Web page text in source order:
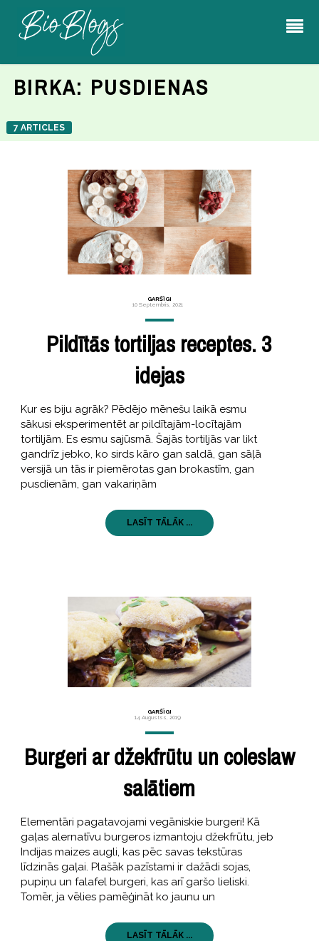
BIRKA: PUSDIENAS
7 ARTICLES
GARŠĪGI
10 Septembris, 2021
Pildītās tortiljas receptes. 3
idejas
Kur es biju agrāk? Pēdējo mēnešu laikā esmu
sākusi eksperimentēt ar pildītajām-locītajām
tortiljām. Es esmu sajūsmā. Šajās tortiljās var likt
gandrīz jebko, ko sirds kāro gan saldā, gan sāļā
versijā un tās ir piemērotas gan brokastīm, gan
pusdienām, gan vakariņām
LASĪT TĀLĀK ...
GARŠĪGI
14 Augustss, 2019
Burgeri ar džekfrūtu un coleslaw
salātiem
Elementāri pagatavojami vegāniskie burgeri! Kā
gaļas alernatīvu burgeros izmantoju džekfrūtu, jeb
Indijas maizes augli, kas pēc savas tekstūras
līdzinās gaļai. Plašāk pazīstami ir dažādi sojas,
pupiņu un falafel burgeri, kas arī garšo lieliski.
Tomēr, ja vēlies pamēģināt ko jaunu un
LASĪT TĀLĀK ...